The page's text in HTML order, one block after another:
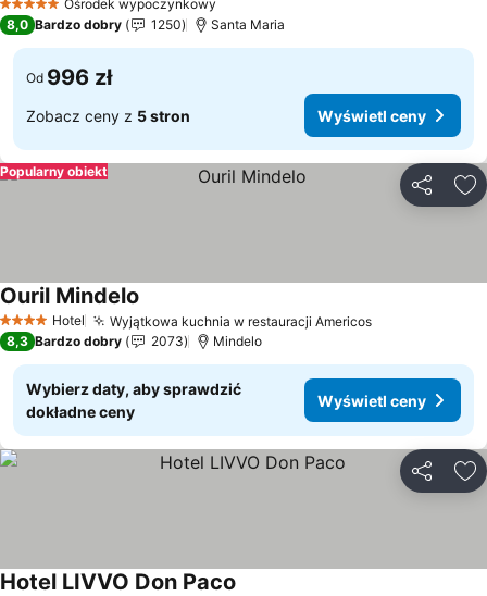
5 KategoriaOśrodek wypoczynkowy
8,0 Bardzo dobry 1250 Santa Maria
Od 996 zł
Zobacz ceny z 5 stron Wyświetl ceny
Popularny obiekt
4 KategoriaHotel Wyjątkowa kuchnia w restauracji AmericosWyświetl
Ouril Mindelo
8,3 Bardzo dobry 2073 Mindelo
Wybierz daty, aby sprawdzić
dokładne ceny
Wyświetl ceny
Hotel LIVVO Don Paco